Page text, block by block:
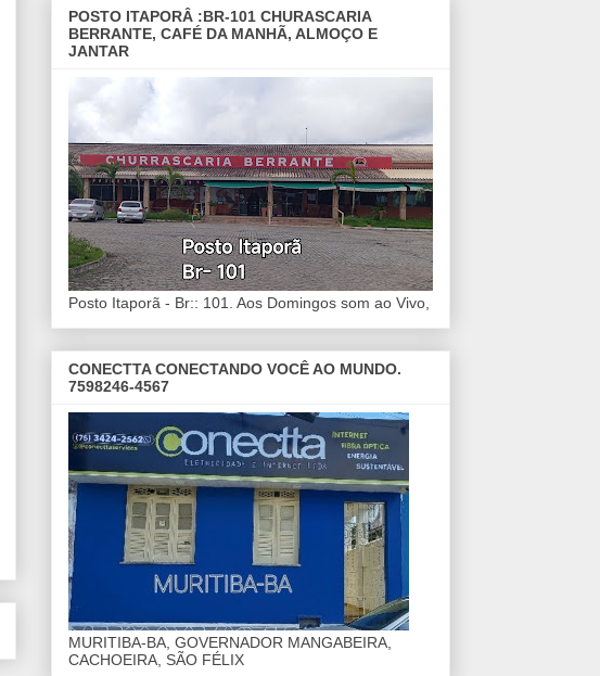
POSTO ITAPORÂ :BR-101 CHURASCARIA
BERRANTE, CAFÉ DA MANHÃ, ALMOÇO E
JANTAR
Posto Itaporã - Br:: 101. Aos Domingos som ao Vivo,
CONECTTA CONECTANDO VOCÊ AO MUNDO.
7598246-4567
MURITIBA-BA, GOVERNADOR MANGABEIRA,
CACHOEIRA, SÃO FÉLIX